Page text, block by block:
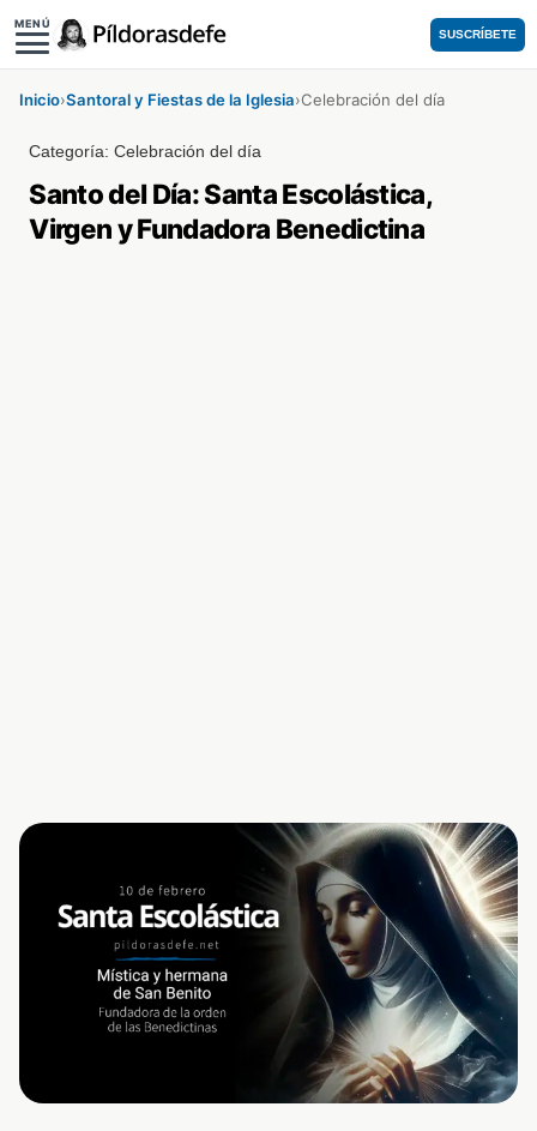
MENÚ
SUSCRÍBETE
Inicio›Santoral y Fiestas de la Iglesia›Celebración del día
Categoría:Celebración del día
Santo del Día: Santa Escolástica,
Virgen y Fundadora Benedictina